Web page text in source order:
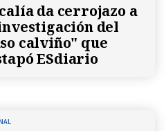
da cerrojazo a
del
calviño" que
ESdiario